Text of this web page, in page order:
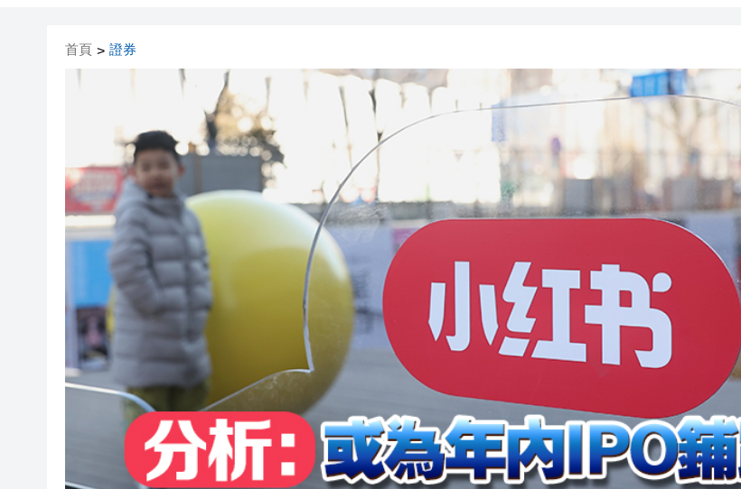
趙之境攜新作出席「今朝更好看」——慶祝中國共產黨成立105周年名家作品展
投資推廣署超額完成績效 上半年引資逾500億
國家防總對江蘇、安徽啟動防汛防颱風四級應急響應
受颱風「白海豚」影響 福建沿海40條航線停航
首頁 > 證券